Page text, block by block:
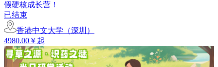
假硬核成长营！
已结束
香港中文大学（深圳）
4980.00￥起